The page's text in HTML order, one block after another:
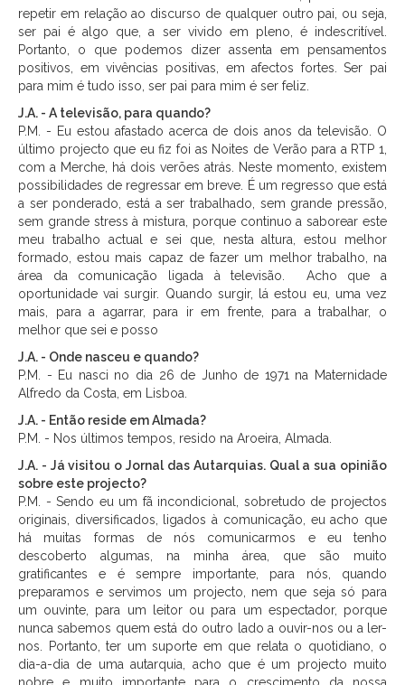
repetir em relação ao discurso de qualquer outro pai, ou seja,
ser pai é algo que, a ser vivido em pleno, é indescritível.
Portanto, o que podemos dizer assenta em pensamentos
positivos, em vivências positivas, em afectos fortes. Ser pai
para mim é tudo isso, ser pai para mim é ser feliz.
J.A. - A televisão, para quando?
P.M. - Eu estou afastado acerca de dois anos da televisão. O
último projecto que eu fiz foi as Noites de Verão para a RTP 1,
com a Merche, há dois verões atrás. Neste momento, existem
possibilidades de regressar em breve. É um regresso que está
a ser ponderado, está a ser trabalhado, sem grande pressão,
sem grande stress à mistura, porque continuo a saborear este
meu trabalho actual e sei que, nesta altura, estou melhor
formado, estou mais capaz de fazer um melhor trabalho, na
área da comunicação ligada à televisão. Acho que a
oportunidade vai surgir. Quando surgir, lá estou eu, uma vez
mais, para a agarrar, para ir em frente, para a trabalhar, o
melhor que sei e posso
J.A. - Onde nasceu e quando?
P.M. - Eu nasci no dia 26 de Junho de 1971 na Maternidade
Alfredo da Costa, em Lisboa.
J.A. - Então reside em Almada?
P.M. - Nos últimos tempos, resido na Aroeira, Almada.
J.A. - Já visitou o Jornal das Autarquias. Qual a sua opinião
sobre este projecto?
P.M. - Sendo eu um fã incondicional, sobretudo de projectos
originais, diversificados, ligados à comunicação, eu acho que
há muitas formas de nós comunicarmos e eu tenho
descoberto algumas, na minha área, que são muito
gratificantes e é sempre importante, para nós, quando
preparamos e servimos um projecto, nem que seja só para
um ouvinte, para um leitor ou para um espectador, porque
nunca sabemos quem está do outro lado a ouvir-nos ou a ler-
nos. Portanto, ter um suporte em que relata o quotidiano, o
dia-a-dia de uma autarquia, acho que é um projecto muito
nobre e muito importante para o crescimento da nossa